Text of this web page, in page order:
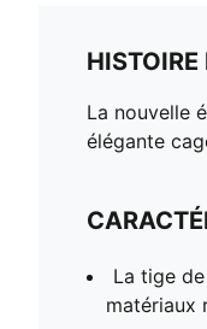
La nouvelle
élégante
La tige
matériaux